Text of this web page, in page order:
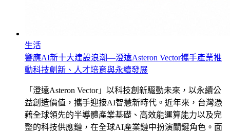
生活
響應AI新十大建設浪潮—澄遠Asteron Vector攜手產業推
動科技創新、人才培育與永續發展
「澄遠Asteron Vector」以科技創新驅動未來，以永續公
益創造價值，攜手迎接AI智慧新時代。近年來，台灣憑
藉全球領先的半導體產業基礎、高效能運算能力以及完
整的科技供應鏈，在全球AI產業鏈中扮演關鍵角色。面